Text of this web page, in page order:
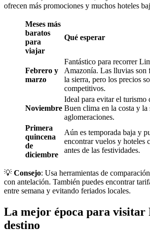
ofrecen más promociones y muchos hoteles
Meses más
baratos
para
viajar
Qué esperar
Febrero y
marzo
Fantástico para recorrer
Amazonía. Las lluvias son
la sierra, pero los precios
competitivos.
Noviembre
Ideal para evitar el turismo
Buen clima en la costa y la
aglomeraciones.
Primera
quincena
de
diciembre
Aún es temporada baja y
encontrar vuelos y hoteles
antes de las festividades.
💡 Consejo: Usa herramientas de
con antelación. También puedes encontrar
entre semana y evitando feriados locales.
La mejor época para visitar
destino